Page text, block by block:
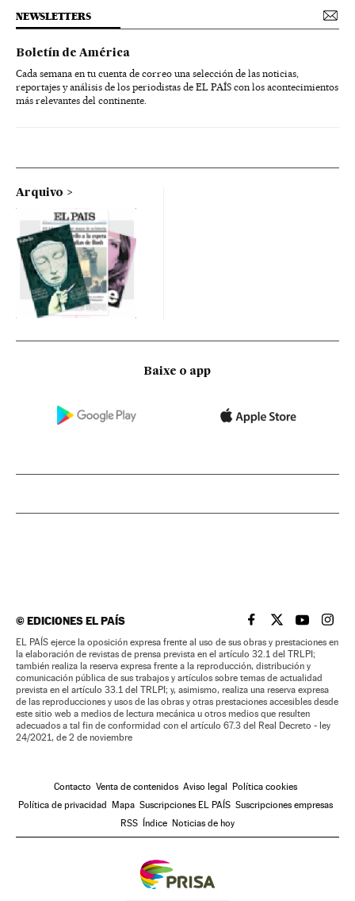
NEWSLETTERS
Boletín de América
Cada semana en tu cuenta de correo una selección de las noticias,
reportajes y análisis de los periodistas de EL PAÍS con los acontecimientos
más relevantes del continente.
Arquivo
Baixe o app
©EDICIONES EL PAÍS EL PAÍS BRASIL EN
EL PAÍSEL PAÍS
EL
EL PAÍS ejerce la oposición expresa frente al uso de sus obras y prestaciones en
la elaboración de revistas de prensa prevista en el artículo 32.1 del TRLPI;
también realiza la reserva expresa frente a la reproducción, distribución y
comunicación pública de sus trabajos y artículos sobre temas de actualidad
prevista en el artículo 33.1 del TRLPI; y, asimismo, realiza una reserva expresa
de las reproducciones y usos de las obras y otras prestaciones accesibles desde
este sitio web a medios de lectura mecánica u otros medios que resulten
adecuados a tal fin de conformidad con el artículo 67.3 del Real Decreto - ley
24/2021, de 2 de noviembre
Contacto Venta de contenidos Aviso legal Política cookies
Política de privacidad Mapa Suscripciones EL PAÍS Suscripciones empresas
RSS Índice Noticias de hoy